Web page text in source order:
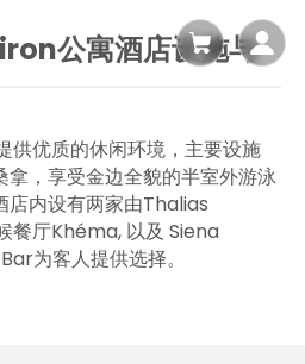
公寓酒店设施与
供优质的休闲环境，主要设施
拿，享受金边全貌的半室外游泳
店内设有两家由Thalias
餐厅Khéma, 以及 Siena
为客人提供选择。